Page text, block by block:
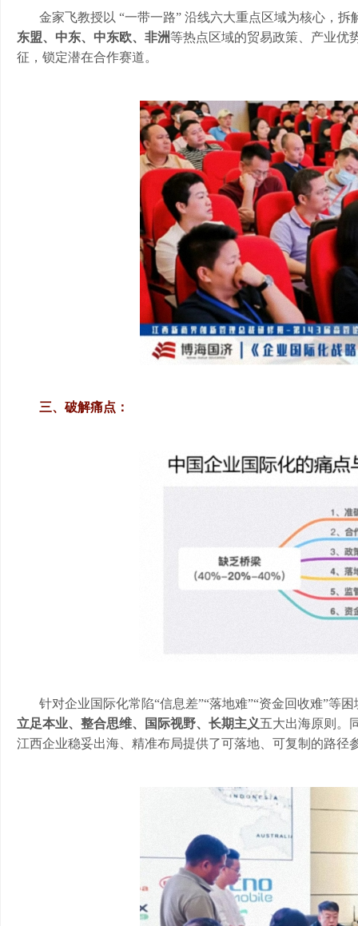
金家飞教授以 “一带一路” 沿线六大重点区域为核心，拆
东盟、中东、中东欧、非洲等热点区域的贸易政策、产业优
征，锁定潜在合作赛道。
三、破解痛点：
针对企业国际化常陷“信息差”“落地难”“资金回收难”等困
立足本业、整合思维、国际视野、长期主义五大出海原则。
江西企业稳妥出海、精准布局提供了可落地、可复制的路径